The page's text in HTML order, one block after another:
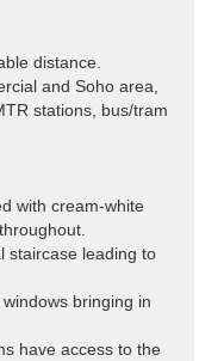
distance.
and Soho area,
stations, bus/tram
with cream-white
staircase leading to
bringing in
have access to the